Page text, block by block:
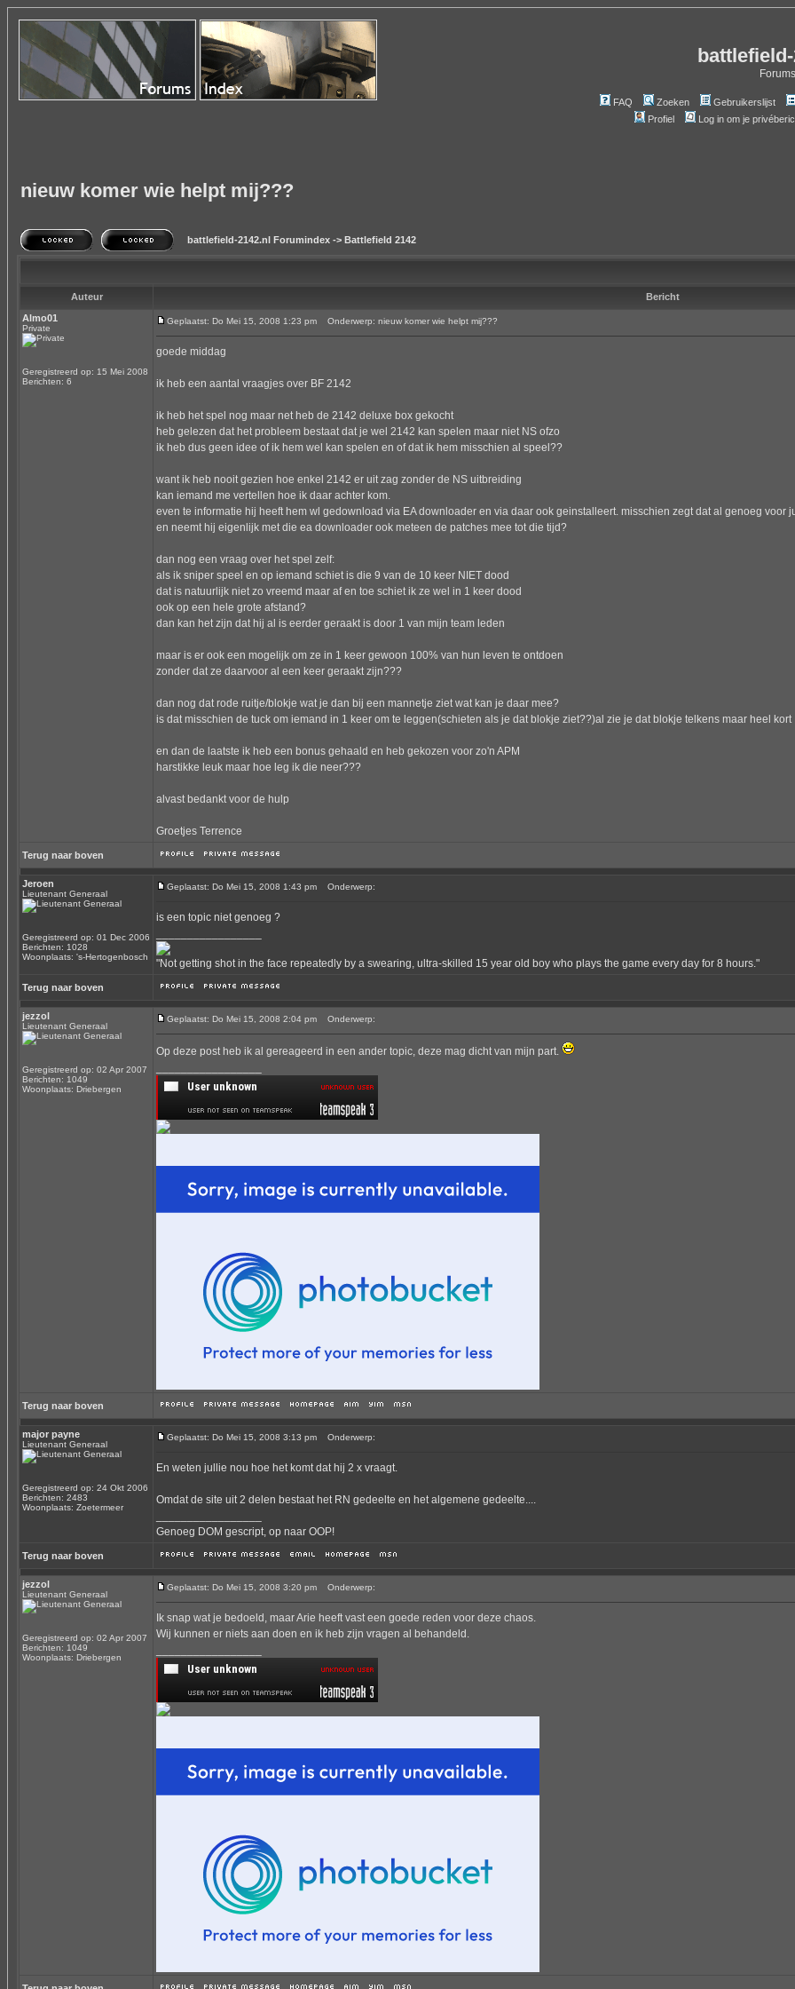
Forums
FAQ Zoeken
Gebruikerslijst
Profiel
Log in om je
nieuw komer wie helpt mij???
battlefield-2142.nl Forumindex -> Battlefield 2142
Auteur
Bericht
Almo01
Private
Geregistreerd op: 15 Mei 2008
Berichten: 6
Geplaatst: Do Mei 15, 2008 1:23 pm Onderwerp: nieuw komer wie helpt mij???
goede middag
ik heb een aantal vraagjes over BF 2142
ik heb het spel nog maar net heb de 2142 deluxe box gekocht
heb gelezen dat het probleem bestaat dat je wel 2142 kan spelen maar niet NS ofzo
ik heb dus geen idee of ik hem wel kan spelen en of dat ik hem misschien al speel??
want ik heb nooit gezien hoe enkel 2142 er uit zag zonder de NS uitbreiding
kan iemand me vertellen hoe ik daar achter kom.
even te informatie hij heeft hem wl gedownload via EA downloader en via daar ook geinstalleert. misschien zegt dat al genoeg voor
en neemt hij eigenlijk met die ea downloader ook meteen de patches mee tot die tijd?
dan nog een vraag over het spel zelf:
als ik sniper speel en op iemand schiet is die 9 van de 10 keer NIET dood
dat is natuurlijk niet zo vreemd maar af en toe schiet ik ze wel in 1 keer dood
ook op een hele grote afstand?
dan kan het zijn dat hij al is eerder geraakt is door 1 van mijn team leden
maar is er ook een mogelijk om ze in 1 keer gewoon 100% van hun leven te ontdoen
zonder dat ze daarvoor al een keer geraakt zijn???
dan nog dat rode ruitje/blokje wat je dan bij een mannetje ziet wat kan je daar mee?
is dat misschien de tuck om iemand in 1 keer om te leggen(schieten als je dat blokje ziet??)al zie je dat blokje telkens maar heel kort
en dan de laatste ik heb een bonus gehaald en heb gekozen voor zo'n APM
harstikke leuk maar hoe leg ik die neer???
alvast bedankt voor de hulp
Groetjes Terrence
Terug naar boven
Jeroen
Lieutenant Generaal
Geregistreerd op: 01 Dec 2006
Berichten: 1028
Woonplaats: 's-Hertogenbosch
Geplaatst: Do Mei 15, 2008 1:43 pm Onderwerp:
is een topic niet genoeg ?
"Not getting shot in the face repeatedly by a swearing, ultra-skilled 15 year old boy who plays the game every day for 8 hours."
Terug naar boven
jezzol
Lieutenant Generaal
Geregistreerd op: 02 Apr 2007
Berichten: 1049
Woonplaats: Driebergen
Geplaatst: Do Mei 15, 2008 2:04 pm Onderwerp:
Op deze post heb ik al gereageerd in een ander topic, deze mag dicht van mijn part.
Terug naar boven
major payne
Lieutenant Generaal
Geregistreerd op: 24 Okt 2006
Berichten: 2483
Woonplaats: Zoetermeer
Geplaatst: Do Mei 15, 2008 3:13 pm Onderwerp:
En weten jullie nou hoe het komt dat hij 2 x vraagt.
Omdat de site uit 2 delen bestaat het RN gedeelte en het algemene gedeelte....
Genoeg DOM gescript, op naar OOP!
Terug naar boven
jezzol
Lieutenant Generaal
Geregistreerd op: 02 Apr 2007
Berichten: 1049
Woonplaats: Driebergen
Geplaatst: Do Mei 15, 2008 3:20 pm Onderwerp:
Ik snap wat je bedoeld, maar Arie heeft vast een goede reden voor deze chaos.
Wij kunnen er niets aan doen en ik heb zijn vragen al behandeld.